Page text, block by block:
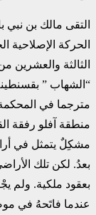
التقى مالك بن نبي
الثالثة
“الشهاب ”
مترجما في المحكمة
منطقة آفلو رفقة
مشكِلٌ يتمثل في
بعدُ. لكن تلك
بعقود ملكية. ولم
عندما فاتَحهُ في